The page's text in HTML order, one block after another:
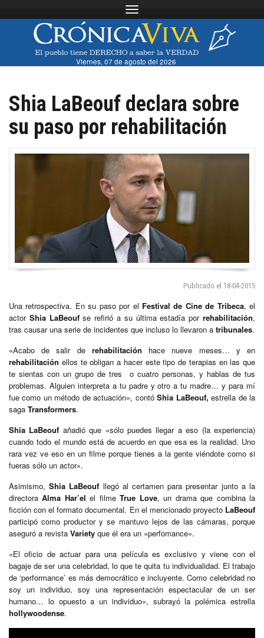
Toggle navigation
Viernes, 07 de agosto del 2026
Shia LaBeouf declara sobre
su paso por rehabilitación
Publicado el 18-04-2015
Una retrospectiva. En su paso por el Festival de Cine de Tribeca, el
actor Shia LaBeoufse refirió a su última estadía porrehabilitación,
tras causar una serie de incidentes que incluso lo llevaron a tribunales.
«Acabo de salir de rehabilitación hace nueve meses… y en
rehabilitación ellos te obligan a hacer este tipo de terapias en las que
te sientas con un grupo de tres o cuatro personas, y hablas de tus
problemas. Alguien interpreta a tu padre y otro a tu madre… y para mí
fue como un método de actuación», contóShia LaBeouf, estrella de la
saga Transformers.
Shia LaBeouf añadió que «sólo puedes llegar a eso (la experiencia)
cuando todo el mundo está de acuerdo en que esa es la realidad. Uno
rara vez ve eso en un filme porque tienes a la gente viéndote como si
fueras sólo un actor».
Asimismo,Shia LaBeouf llegó al certamen para presentar junto a la
directoraAlma Har’el el filmeTrue Love, un drama que combina la
ficción con el formato documental. En el mencionado proyecto LaBeouf
participó como productor y se mantuvo lejos de las cámaras, porque
aseguró a revista Variety que él era un «perfomance».
«El oficio de actuar para una película es exclusivo y viene con el
bagaje de ser una celebridad, lo que te quita tu individualidad. El trabajo
de ‘performance’ es más democrático e incluyente. Como celebridad no
soy un individuo, soy una representación espectacular de un ser
humano… lo opuesto a un individuo», subrayó la polémica estrella
hollywoodense.